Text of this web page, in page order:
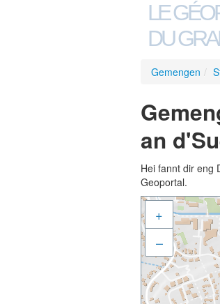
LE
DU
Gemengen /
an
Hei fannt dir eng
Geoportal.
+
–